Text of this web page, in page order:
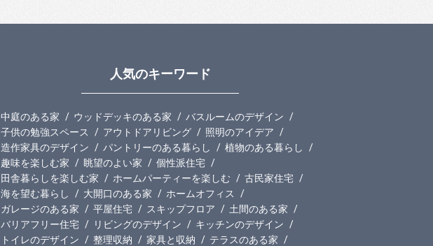
人気のキーワード
中庭のある家 ウッドデッキのある家
バスルームのデザイン
子供の勉強スペース
アウトドアリビング
照明のアイデア
造作家具のデザイン
パントリーのある暮らし
植物のある暮らし
趣味を楽しむ家
眺望のよい家
個性派住宅
田舎暮らしを楽しむ家
ホームパーティーを楽しむ
古民家住宅
海を望む暮らし
大開口のある家
ホームオフィス
ガレージのある家
平屋住宅 スキップフロア
土間のある家
バリアフリー住宅
リビングのデザイン
キッチンのデザイン
トイレのデザイン
整理収納 家具と収納
テラスのある家